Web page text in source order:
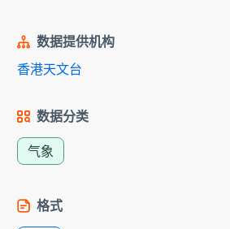
数据提供机构
香港天文台
数据分类
气象
格式